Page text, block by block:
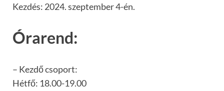
Kezdés: 2024. szeptember 4-én.
Órarend:
– Kezdő csoport:
Hétfő: 18.00-19.00